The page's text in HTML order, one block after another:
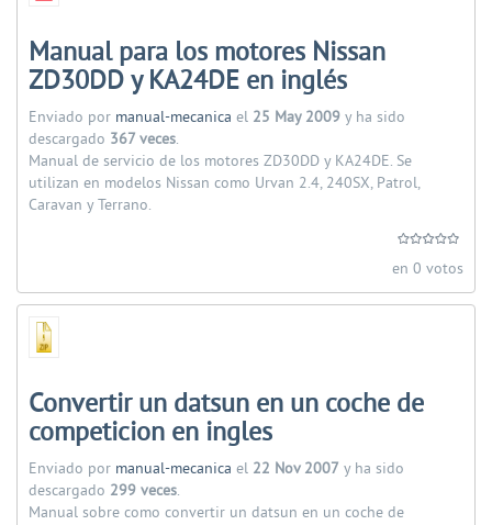
Manual para los motores Nissan
ZD30DD y KA24DE en inglés
Enviado por manual-mecanica el 25 May 2009 y ha sido
descargado 367 veces.
Manual de servicio de los motores ZD30DD y KA24DE. Se
utilizan en modelos Nissan como Urvan 2.4, 240SX, Patrol,
Caravan y Terrano.
en 0 votos
Convertir un datsun en un coche de
competicion en ingles
Enviado por manual-mecanica el 22 Nov 2007 y ha sido
descargado 299 veces.
Manual sobre como convertir un datsun en un coche de